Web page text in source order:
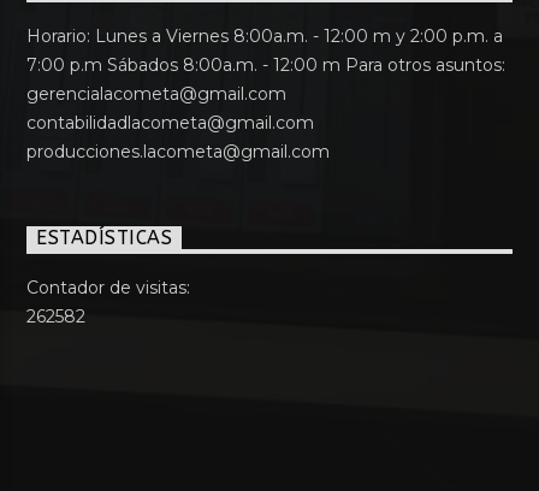
Horario: Lunes a Viernes 8:00a.m. - 12:00 m y 2:00 p.m. a
7:00 p.m Sábados 8:00a.m. - 12:00 m Para otros asuntos:
gerencialacometa@gmail.com
contabilidadlacometa@gmail.com
producciones.lacometa@gmail.com
ESTADÍSTICAS
Contador de visitas:
262582